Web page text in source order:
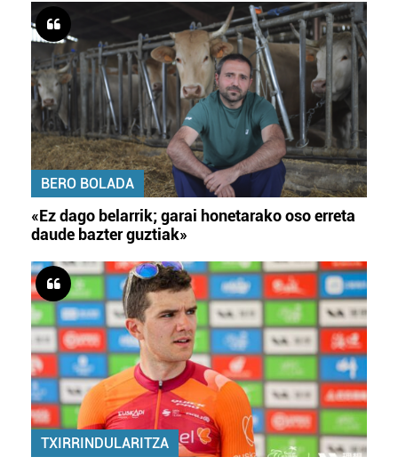
BERO BOLADA
«Ez dago belarrik; garai honetarako oso erreta
daude bazter guztiak»
TXIRRINDULARITZA